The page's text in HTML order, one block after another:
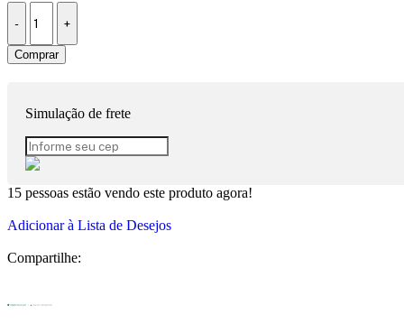
Comprar
Simulação de frete
15 pessoas estão vendo este produto agora!
Adicionar à Lista de Desejos
Compartilhe: